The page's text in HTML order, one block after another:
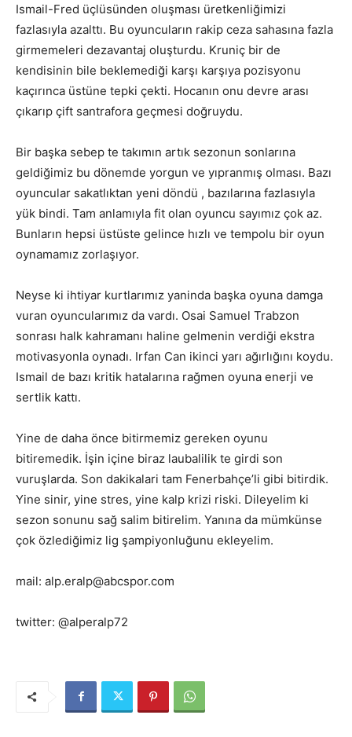
Ismail-Fred üçlüsünden oluşması üretkenliğimizi
fazlasıyla azalttı. Bu oyuncuların rakip ceza sahasına fazla
girmemeleri dezavantaj oluşturdu. Kruniç bir de
kendisinin bile beklemediği karşı karşıya pozisyonu
kaçırınca üstüne tepki çekti. Hocanın onu devre arası
çıkarıp çift santrafora geçmesi doğruydu.
Bir başka sebep te takımın artık sezonun sonlarına
geldiğimiz bu dönemde yorgun ve yıpranmış olması. Bazı
oyuncular sakatlıktan yeni döndü , bazılarına fazlasıyla
yük bindi. Tam anlamıyla fit olan oyuncu sayımız çok az.
Bunların hepsi üstüste gelince hızlı ve tempolu bir oyun
oynamamız zorlaşıyor.
Neyse ki ihtiyar kurtlarımız yaninda başka oyuna damga
vuran oyuncularımız da vardı. Osai Samuel Trabzon
sonrası halk kahramanı haline gelmenin verdiği ekstra
motivasyonla oynadı. Irfan Can ikinci yarı ağırlığını koydu.
Ismail de bazı kritik hatalarına rağmen oyuna enerji ve
sertlik kattı.
Yine de daha önce bitirmemiz gereken oyunu
bitiremedik. İşin içine biraz laubalilik te girdi son
vuruşlarda. Son dakikalari tam Fenerbahçe’li gibi bitirdik.
Yine sinir, yine stres, yine kalp krizi riski. Dileyelim ki
sezon sonunu sağ salim bitirelim. Yanına da mümkünse
çok özlediğimiz lig şampiyonluğunu ekleyelim.
mail: alp.eralp@abcspor.com
twitter: @alperalp72